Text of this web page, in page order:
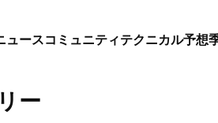
ュースコミュニティテクニカル予想
ー